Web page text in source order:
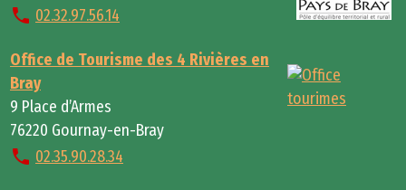
02.32.97.56.14
Office de Tourisme des 4 Rivières en
Bray
9 Place d’Armes
76220 Gournay-en-Bray
02.35.90.28.34